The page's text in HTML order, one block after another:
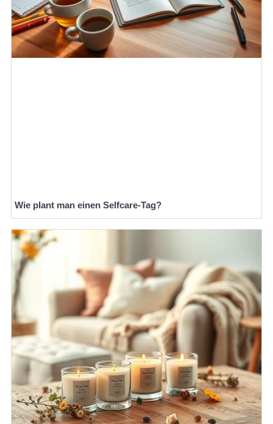
Wie plant man einen Selfcare-Tag?